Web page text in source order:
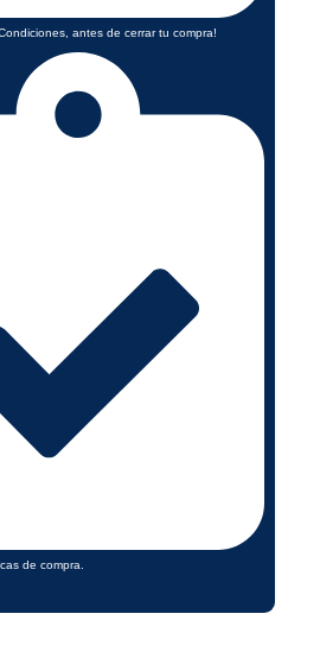
antes de cerrar tu compra!
de compra.